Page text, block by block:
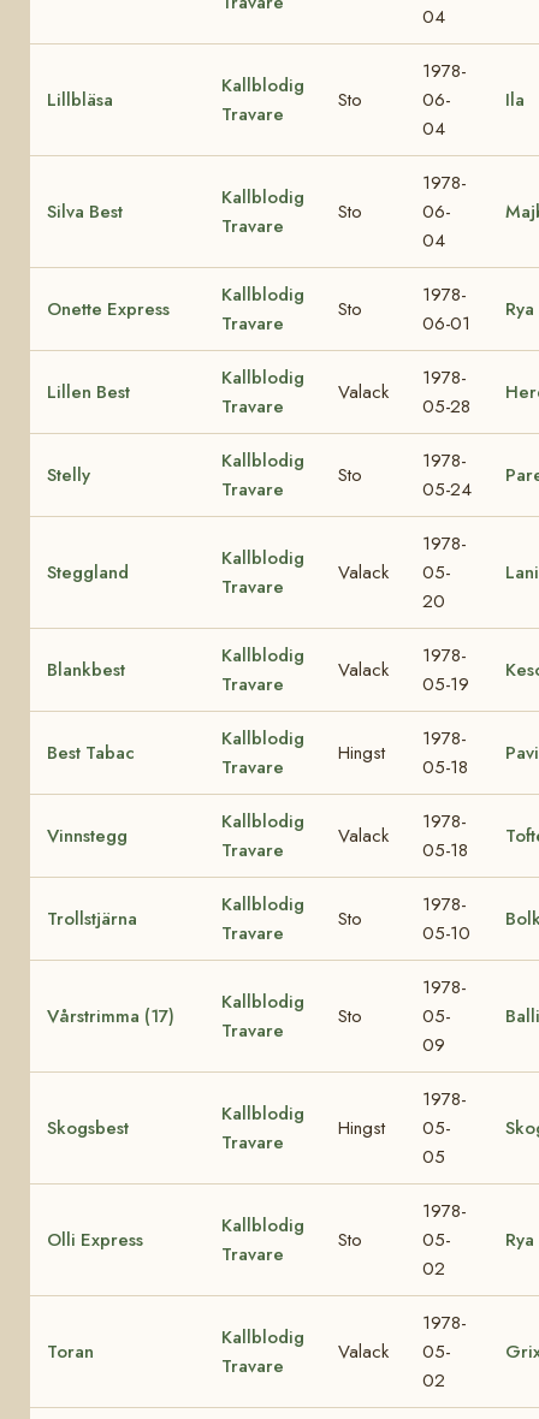
04
Lillbläsa
Kallblodig
Travare
Sto
1978-
06-
04
Ila
Silva Best
Kallblodig
Travare
Sto
1978-
06-
04
Onette Express
Kallblodig
Travare
Sto
1978-
06-01
Lillen Best
Kallblodig
Travare
Valack
1978-
05-28
Stelly
Kallblodig
Travare
Sto
1978-
05-24
Steggland
Kallblodig
Travare
Valack
1978-
05-
20
Blankbest
Kallblodig
Travare
Valack
1978-
05-19
Best Tabac
Kallblodig
Travare
Hingst
1978-
05-18
Vinnstegg
Kallblodig
Travare
Valack
1978-
05-18
Trollstjärna
Kallblodig
Travare
Sto
1978-
05-10
Vårstrimma (17)
Kallblodig
Travare
Sto
1978-
05-
09
Skogsbest
Kallblodig
Travare
Hingst
1978-
05-
05
Olli Express
Kallblodig
Travare
Sto
1978-
05-
02
Toran
Kallblodig
Travare
Valack
1978-
05-
02